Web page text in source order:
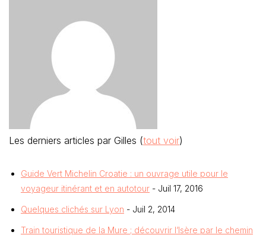
Les derniers articles par Gilles (tout voir)
Guide Vert Michelin Croatie : un ouvrage utile pour le
voyageur itinérant et en autotour - Juil 17, 2016
Quelques clichés sur Lyon - Juil 2, 2014
Train touristique de la Mure ; découvrir l’Isère par le chemin